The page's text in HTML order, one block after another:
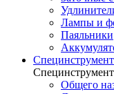
Лампы и
Паяльники
Специнструмент
Специнструмент
Общего